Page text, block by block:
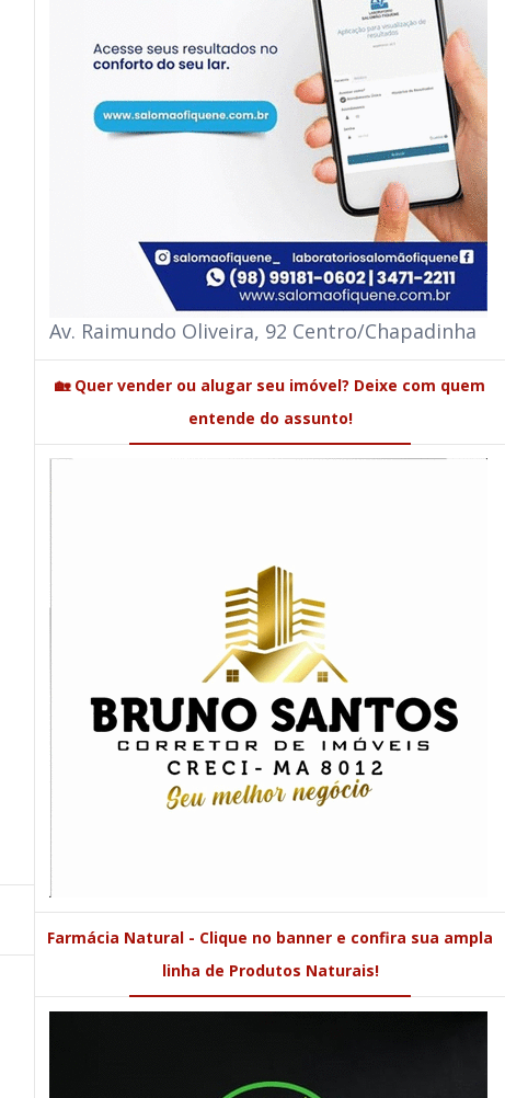
Av. Raimundo Oliveira, 92 Centro/Chapadinha
🏡 Quer vender ou alugar seu imóvel? Deixe com quem
entende do assunto!
Farmácia Natural - Clique no banner e confira sua ampla
linha de Produtos Naturais!